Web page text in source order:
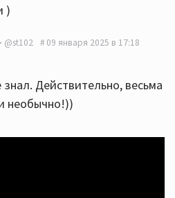
)
@st102 09 января 2025 в 17:18
Действительно, весьма
необычно!))